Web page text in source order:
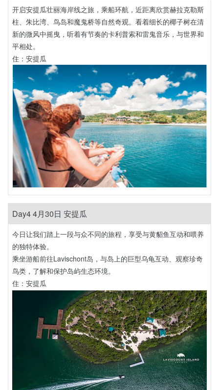
开启安提瓜壮丽海岸线之旅，乘船环航，近距离欣赏赫拉克勒斯
柱、朱比湾、鸟岛和魔鬼桥等自然奇观。看着细长的椰子树在清
新的微风中摇曳，听着有节奏的卡利普索和雷鬼音乐，与世界和
平相处。
住：安提瓜
Day4 4月30日 安提瓜
今日让我们踏上一段与众不同的旅程，享受与黄貂鱼互动和喂养
的独特体验。
乘坐游船前往Lavischont岛，与岛上的巨型乌龟互动、观察珍奇
鸟类，了解和保护岛屿生态环境。
住：安提瓜